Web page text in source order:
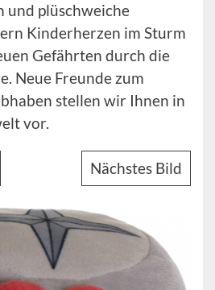
und plüschweiche
Kinderherzen im Sturm
Gefährten durch die
Neue Freunde zum
stellen wir Ihnen in
vor.
Nächstes Bild